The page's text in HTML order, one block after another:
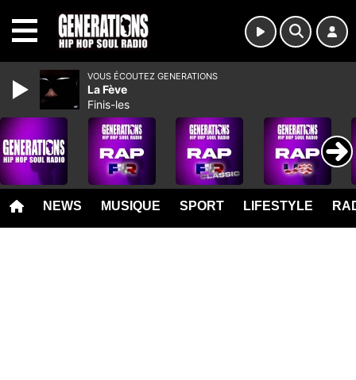
NEWS MUSIQUE SPORT LIFESTYLE
VOUS ÉCOUTEZ GENERATIONS
La Fève
Finis-les